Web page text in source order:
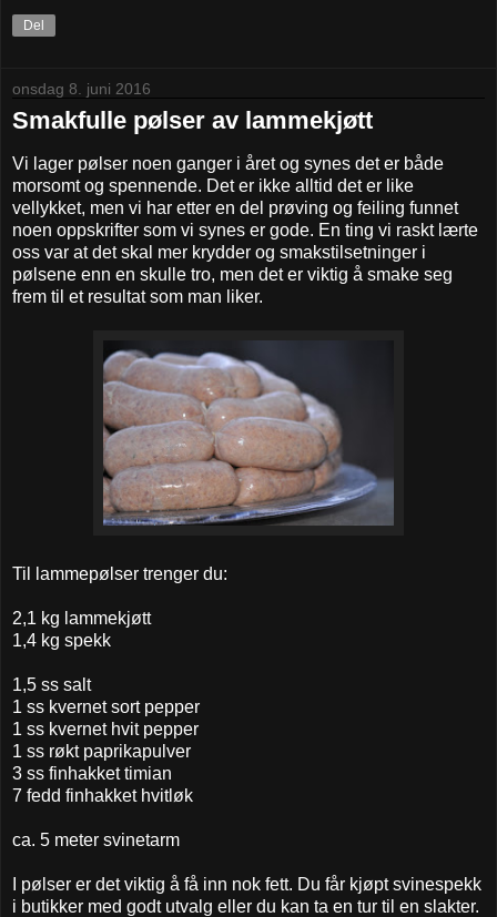
Del
onsdag 8. juni 2016
Smakfulle pølser av lammekjøtt
Vi lager pølser noen ganger i året og synes det er både
morsomt og spennende. Det er ikke alltid det er like
vellykket, men vi har etter en del prøving og feiling funnet
noen oppskrifter som vi synes er gode. En ting vi raskt lærte
oss var at det skal mer krydder og smakstilsetninger i
pølsene enn en skulle tro, men det er viktig å smake seg
frem til et resultat som man liker.
Til lammepølser trenger du:
2,1 kg lammekjøtt
1,4 kg spekk
1,5 ss salt
1 ss kvernet sort pepper
1 ss kvernet hvit pepper
1 ss røkt paprikapulver
3 ss finhakket timian
7 fedd finhakket hvitløk
ca. 5 meter svinetarm
I pølser er det viktig å få inn nok fett. Du får kjøpt svinespekk
i butikker med godt utvalg eller du kan ta en tur til en slakter.